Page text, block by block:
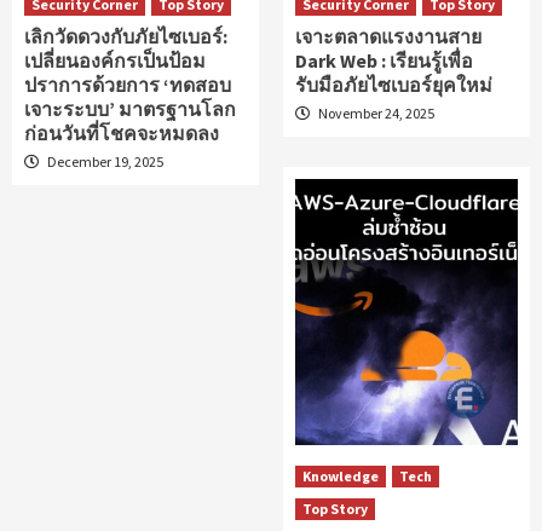
Security Corner
Top Story
เลิกวัดดวงกับภัยไซเบอร์:
เปลี่ยนองค์กรเป็นป้อม
ปราการด้วยการ ‘ทดสอบ
เจาะระบบ’ มาตรฐานโลก
ก่อนวันที่โชคจะหมดลง
December 19, 2025
Security Corner
Top Story
เจาะตลาดแรงงานสาย
Dark Web : เรียนรู้เพื่อ
รับมือภัยไซเบอร์ยุคใหม่
November 24, 2025
Knowledge
Tech
Top Story